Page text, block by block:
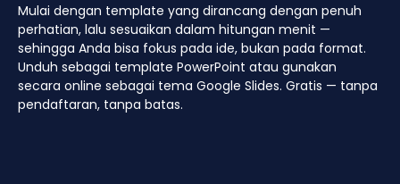
Mulai dengan template yang dirancang dengan penuh
perhatian, lalu sesuaikan dalam hitungan menit —
sehingga Anda bisa fokus pada ide, bukan pada format.
Unduh sebagai template PowerPoint atau gunakan
secara online sebagai tema Google Slides. Gratis — tanpa
pendaftaran, tanpa batas.